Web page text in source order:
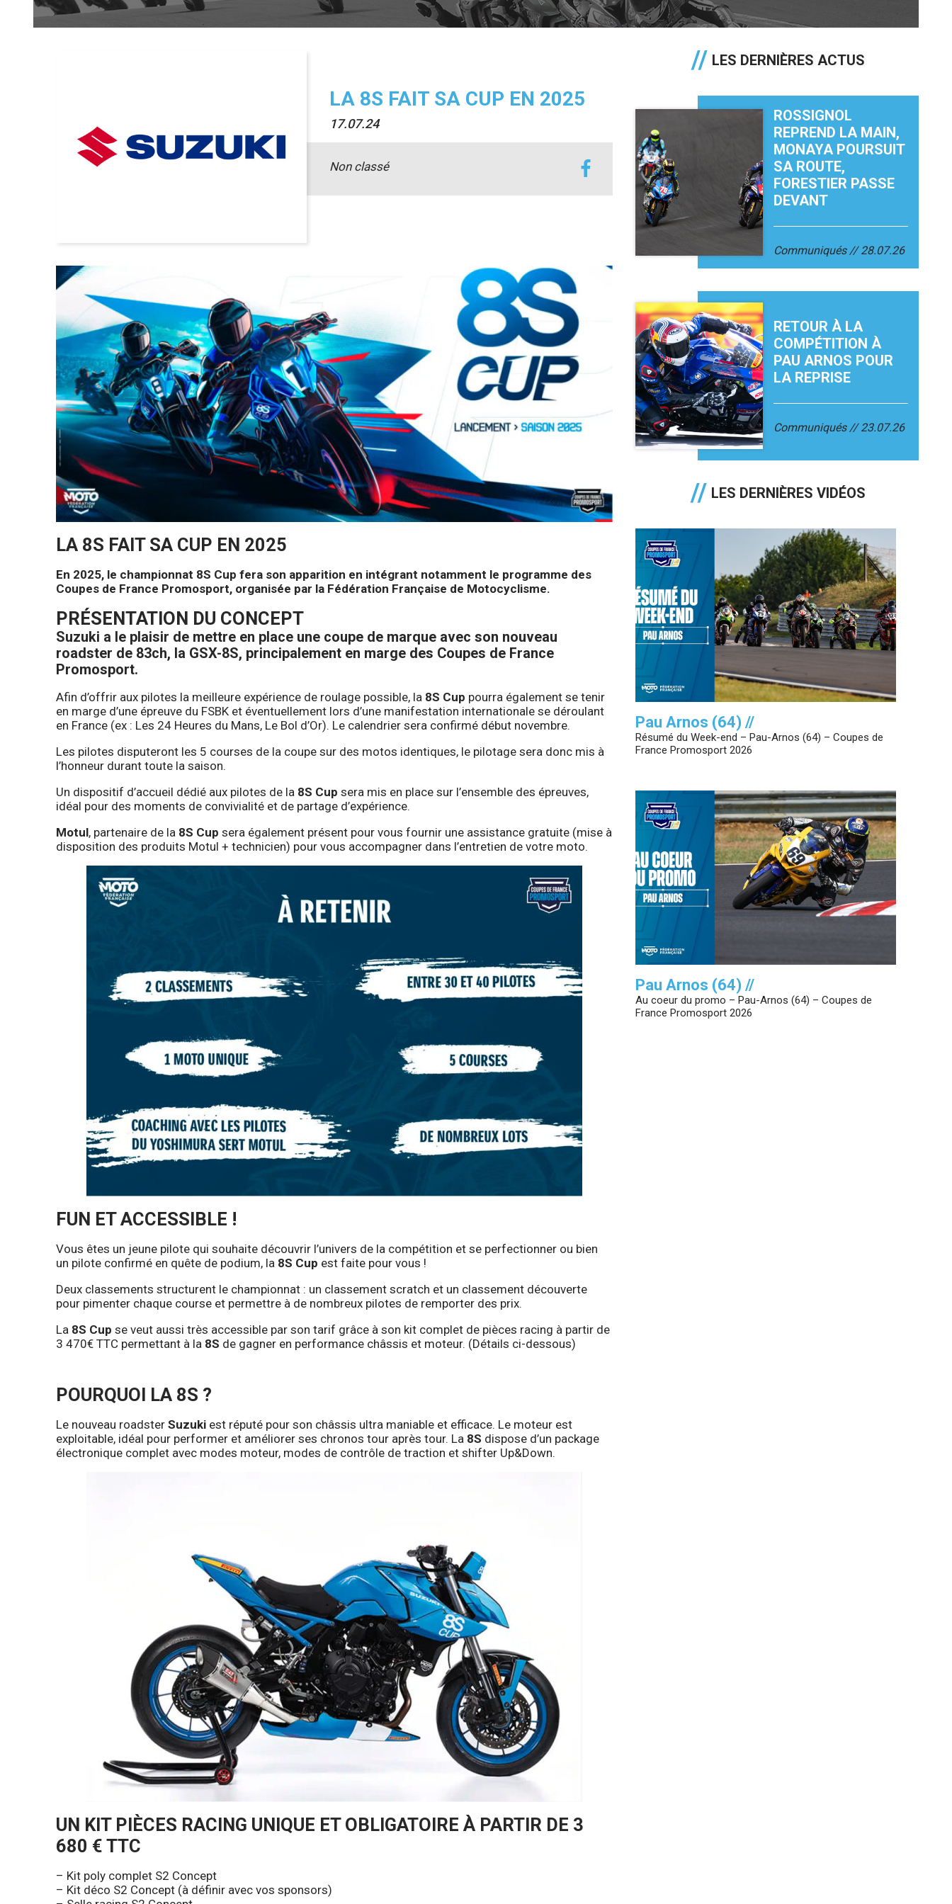
LA 8S FAIT SA CUP EN 2025
17.07.24
Non classé
LA 8S FAIT SA CUP EN 2025
En 2025, le championnat 8S Cup fera son apparition en intégrant notamment le programme des
Coupes de France Promosport, organisée par la Fédération Française de Motocyclisme.
PRÉSENTATION DU CONCEPT
Suzuki a le plaisir de mettre en place une coupe de marque avec son nouveau
roadster de 83ch, la GSX-8S, principalement en marge des Coupes de France
Promosport.
Afin d’offrir aux pilotes la meilleure expérience de roulage possible, la 8S Cup pourra également se tenir
en marge d’une épreuve du FSBK et éventuellement lors d’une manifestation internationale se déroulant
en France (ex : Les 24 Heures du Mans, Le Bol d’Or). Le calendrier sera confirmé début novembre.
Les pilotes disputeront les 5 courses de la coupe sur des motos identiques, le pilotage sera donc mis à
l’honneur durant toute la saison.
Un dispositif d’accueil dédié aux pilotes de la 8S Cup sera mis en place sur l’ensemble des épreuves,
idéal pour des moments de convivialité et de partage d’expérience.
Motul, partenaire de la 8S Cup sera également présent pour vous fournir une assistance gratuite (mise à
disposition des produits Motul + technicien) pour vous accompagner dans l’entretien de votre moto.
FUN ET ACCESSIBLE !
Vous êtes un jeune pilote qui souhaite découvrir l’univers de la compétition et se perfectionner ou bien
un pilote confirmé en quête de podium, la 8S Cup est faite pour vous !
Deux classements structurent le championnat : un classement scratch et un classement découverte
pour pimenter chaque course et permettre à de nombreux pilotes de remporter des prix.
La 8S Cup se veut aussi très accessible par son tarif grâce à son kit complet de pièces racing à partir de
3 470€ TTC permettant à la 8S de gagner en performance châssis et moteur. (Détails ci-dessous)
POURQUOI LA 8S ?
Le nouveau roadster Suzuki est réputé pour son châssis ultra maniable et efficace. Le moteur est
exploitable, idéal pour performer et améliorer ses chronos tour après tour. La 8S dispose d’un package
électronique complet avec modes moteur, modes de contrôle de traction et shifter Up&Down.
UN KIT PIÈCES RACING UNIQUE ET OBLIGATOIRE À PARTIR DE 3
680 € TTC
– Kit poly complet S2 Concept
– Kit déco S2 Concept (à définir avec vos sponsors)
LES DERNIÈRES ACTUS
ROSSIGNOL
REPREND LA MAIN,
MONAYA POURSUIT
SA ROUTE,
FORESTIER PASSE
DEVANT
Communiqués 28.07.26
RETOUR À LA
COMPÉTITION À
PAU ARNOS POUR
LA REPRISE
Communiqués 23.07.26
LES DERNIÈRES VIDÉOS
Pau Arnos (64) //
Résumé du Week-end – Pau-Arnos (64) – Coupes de
France Promosport 2026
Pau Arnos (64) //
Au coeur du promo – Pau-Arnos (64) – Coupes de
France Promosport 2026